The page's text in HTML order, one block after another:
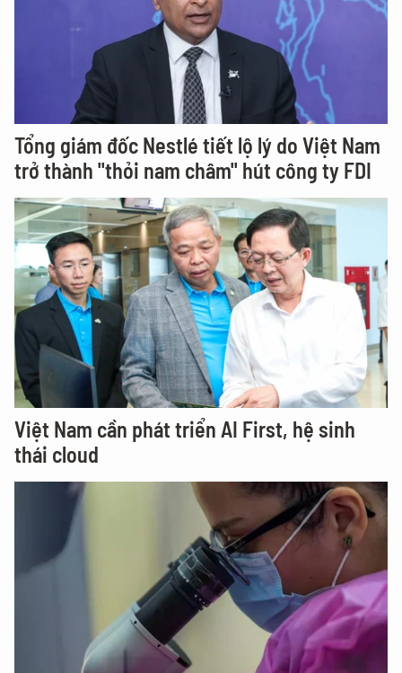
Tổng giám đốc Nestlé tiết lộ lý do Việt Nam
trở thành "thỏi nam châm" hút công ty FDI
Việt Nam cần phát triển AI First, hệ sinh
thái cloud